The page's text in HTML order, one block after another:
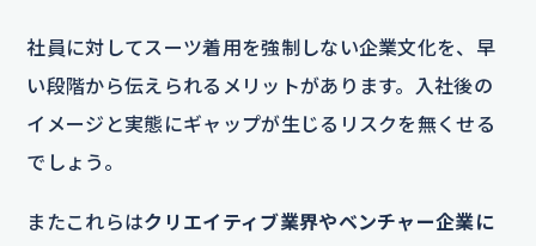
社員に対してスーツ着用を強制しない企業文化を、早
い段階から伝えられるメリットがあります。入社後の
イメージと実態にギャップが生じるリスクを無くせる
でしょう。
またこれらはクリエイティブ業界やベンチャー企業に